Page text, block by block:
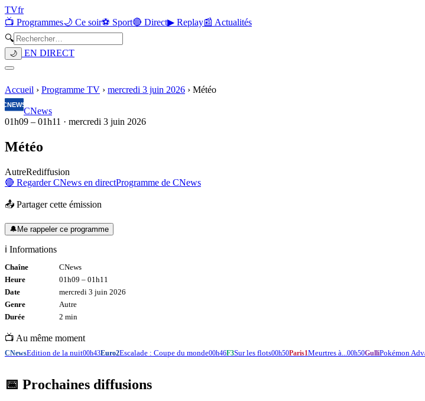
TVfr
📺 Programmes🌙 Ce soir⚽ Sport🔴 Direct▶ Replay📰 Actualités
🔍
🌙 EN DIRECT
Accueil › Programme TV › mercredi 3 juin 2026 › Météo
CNews
01h09 – 01h11 · mercredi 3 juin 2026
Météo
AutreRediffusion
🔴 RegarderCNews en directProgramme de CNews
📤 Partager cette émission
🔔 Me rappeler ce programme
ℹ️ Informations
Chaîne
CNews
Heure
01h09 – 01h11
Date
mercredi 3 juin 2026
Genre
Autre
Durée
2 min
📺 Au même moment
CNewsEdition de la nuit00h43Euro2Escalade : Coupe du monde00h46F3Sur les flots00h50Paris1 Meurtres à... 00h50GulliPokémon
📅 Prochaines diffusions